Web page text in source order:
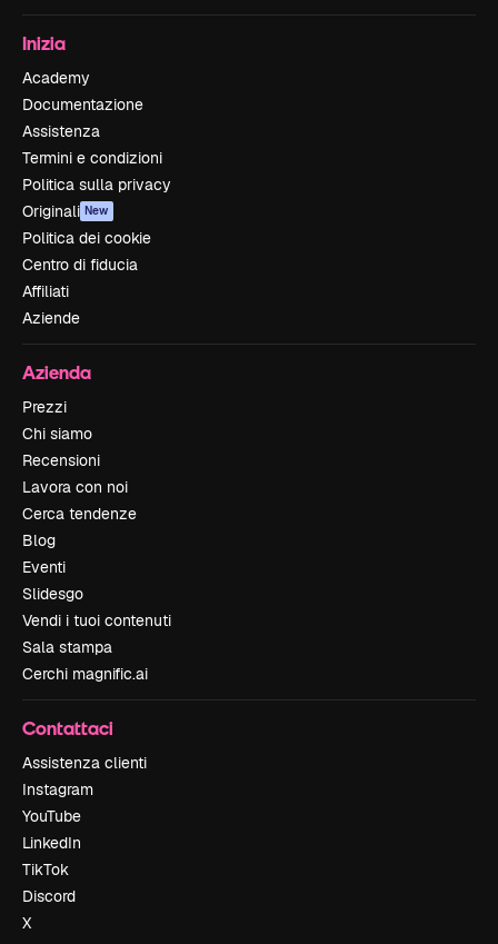
Inizia
Academy
Documentazione
Assistenza
Termini e condizioni
Politica sulla privacy
Originali New
Politica dei cookie
Centro di fiducia
Affiliati
Aziende
Azienda
Prezzi
Chi siamo
Recensioni
Lavora con noi
Cerca tendenze
Blog
Eventi
Slidesgo
Vendi i tuoi contenuti
Sala stampa
Cerchi magnific.ai
Contattaci
Assistenza clienti
Instagram
YouTube
LinkedIn
TikTok
Discord
X